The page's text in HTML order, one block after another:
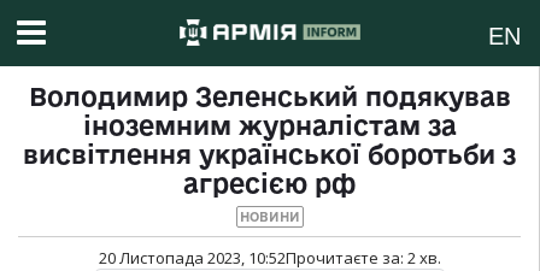
EN
Володимир Зеленський подякував
іноземним журналістам за
висвітлення української боротьби з
агресією рф
НОВИНИ
20 Листопада 2023, 10:52Прочитаєте за: 2хв.